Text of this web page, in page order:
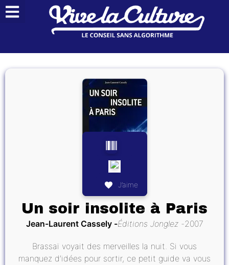
J’aime
Un soir insolite à Paris
Jean-Laurent Cassely Éditions Jonglez 2007
Brassaï voyait des merveilles la nuit. Si vous
manquez d’idées pour sortir, ce petit guide va vous